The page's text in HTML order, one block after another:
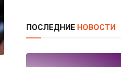
ПОСЛЕДНИЕ НОВОСТИ